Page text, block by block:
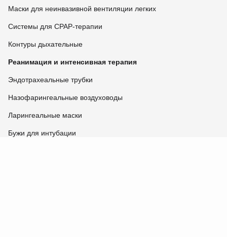
Маски для неинвазивной вентиляции легких
Системы для CPAP-терапии
Контуры дыхательные
Реанимация и интенсивная терапия
Эндотрахеальные трубки
Назофарингеальные воздуховоды
Ларингеальные маски
Бужи для интубации